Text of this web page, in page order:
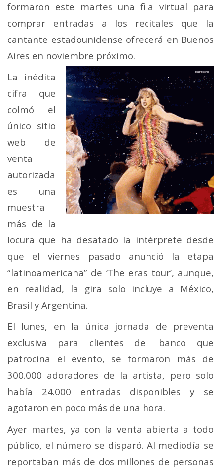
formaron este martes una fila virtual para
comprar entradas a los recitales que la
cantante estadounidense ofrecerá en Buenos
Aires en noviembre próximo.
La inédita
cifra que
colmó el
único sitio
web de
venta
autorizada
es una
muestra
más de la
locura que ha desatado la intérprete desde
que el viernes pasado anunció la etapa
“latinoamericana” de ‘The eras tour’, aunque,
en realidad, la gira solo incluye a México,
Brasil y Argentina.
El lunes, en la única jornada de preventa
exclusiva para clientes del banco que
patrocina el evento, se formaron más de
300.000 adoradores de la artista, pero solo
había 24.000 entradas disponibles y se
agotaron en poco más de una hora.
Ayer martes, ya con la venta abierta a todo
público, el número se disparó. Al mediodía se
reportaban más de dos millones de personas